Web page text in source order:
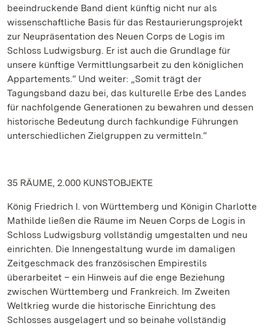
beeindruckende Band dient künftig nicht nur als
wissenschaftliche Basis für das Restaurierungsprojekt
zur Neupräsentation des Neuen Corps de Logis im
Schloss Ludwigsburg. Er ist auch die Grundlage für
unsere künftige Vermittlungsarbeit zu den königlichen
Appartements.“ Und weiter: „Somit trägt der
Tagungsband dazu bei, das kulturelle Erbe des Landes
für nachfolgende Generationen zu bewahren und dessen
historische Bedeutung durch fachkundige Führungen
unterschiedlichen Zielgruppen zu vermitteln.“
35 RÄUME, 2.000 KUNSTOBJEKTE
König Friedrich I. von Württemberg und Königin Charlotte
Mathilde ließen die Räume im Neuen Corps de Logis in
Schloss Ludwigsburg vollständig umgestalten und neu
einrichten. Die Innengestaltung wurde im damaligen
Zeitgeschmack des französischen Empirestils
überarbeitet – ein Hinweis auf die enge Beziehung
zwischen Württemberg und Frankreich. Im Zweiten
Weltkrieg wurde die historische Einrichtung des
Schlosses ausgelagert und so beinahe vollständig